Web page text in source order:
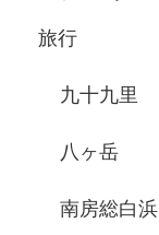
旅行
九十九里
八ヶ岳
南房総白浜